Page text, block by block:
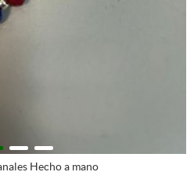
Hecho a mano